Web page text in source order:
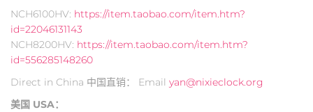
NCH6100HV: https://item.taobao.com/item.htm?
id=22046131143
NCH8200HV: https://item.taobao.com/item.htm?
id=556285148260
Direct in China 中国直销： Email yan@nixieclock.org
美国 USA：